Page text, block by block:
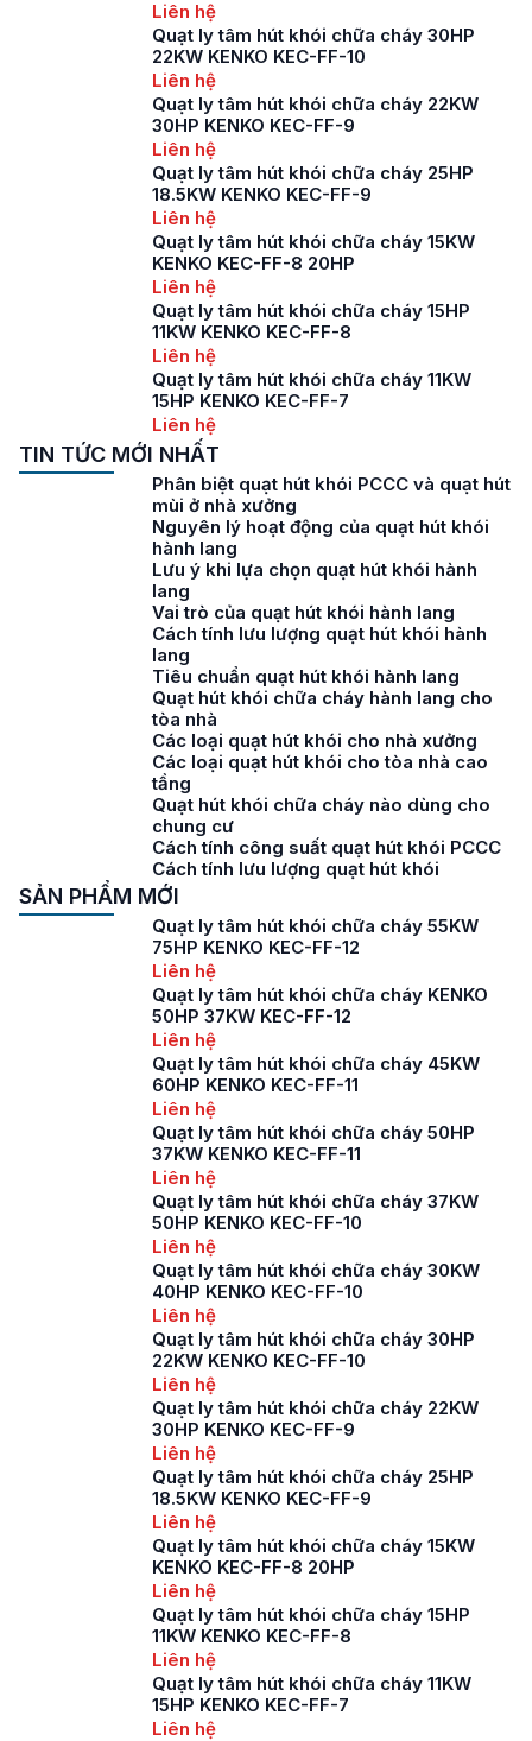
Liên hệ
Quạt ly tâm hút khói chữa cháy 30HP
22KW KENKO KEC-FF-10
Liên hệ
Quạt ly tâm hút khói chữa cháy 22KW
30HP KENKO KEC-FF-9
Liên hệ
Quạt ly tâm hút khói chữa cháy 25HP
18.5KW KENKO KEC-FF-9
Liên hệ
Quạt ly tâm hút khói chữa cháy 15KW
KENKO KEC-FF-8 20HP
Liên hệ
Quạt ly tâm hút khói chữa cháy 15HP
11KW KENKO KEC-FF-8
Liên hệ
Quạt ly tâm hút khói chữa cháy 11KW
15HP KENKO KEC-FF-7
Liên hệ
TIN TỨC MỚI NHẤT
Phân biệt quạt hút khói PCCC và quạt hút
mùi ở nhà xưởng
Nguyên lý hoạt động của quạt hút khói
hành lang
Lưu ý khi lựa chọn quạt hút khói hành
lang
Vai trò của quạt hút khói hành lang
Cách tính lưu lượng quạt hút khói hành
lang
Tiêu chuẩn quạt hút khói hành lang
Quạt hút khói chữa cháy hành lang cho
tòa nhà
Các loại quạt hút khói cho nhà xưởng
Các loại quạt hút khói cho tòa nhà cao
tầng
Quạt hút khói chữa cháy nào dùng cho
chung cư
Cách tính công suất quạt hút khói PCCC
Cách tính lưu lượng quạt hút khói
SẢN PHẨM MỚI
Quạt ly tâm hút khói chữa cháy 55KW
75HP KENKO KEC-FF-12
Liên hệ
Quạt ly tâm hút khói chữa cháy KENKO
50HP 37KW KEC-FF-12
Liên hệ
Quạt ly tâm hút khói chữa cháy 45KW
60HP KENKO KEC-FF-11
Liên hệ
Quạt ly tâm hút khói chữa cháy 50HP
37KW KENKO KEC-FF-11
Liên hệ
Quạt ly tâm hút khói chữa cháy 37KW
50HP KENKO KEC-FF-10
Liên hệ
Quạt ly tâm hút khói chữa cháy 30KW
40HP KENKO KEC-FF-10
Liên hệ
Quạt ly tâm hút khói chữa cháy 30HP
22KW KENKO KEC-FF-10
Liên hệ
Quạt ly tâm hút khói chữa cháy 22KW
30HP KENKO KEC-FF-9
Liên hệ
Quạt ly tâm hút khói chữa cháy 25HP
18.5KW KENKO KEC-FF-9
Liên hệ
Quạt ly tâm hút khói chữa cháy 15KW
KENKO KEC-FF-8 20HP
Liên hệ
Quạt ly tâm hút khói chữa cháy 15HP
11KW KENKO KEC-FF-8
Liên hệ
Quạt ly tâm hút khói chữa cháy 11KW
15HP KENKO KEC-FF-7
Liên hệ